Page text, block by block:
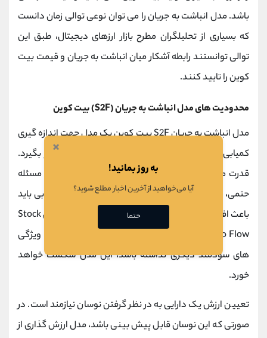
باشد. مدل انباشت به جریان را می توان نوعی توالی زمان دانست
که بسیاری از تحلیلگران مطرح بازار ارزهای دیجیتال، طبق این
توالی توانستند رابطه آشکار میان انباشت به جریان و قیمت بیت
کوین را تایید کنند.
محدودیت های مدل انباشت به جریان (S2F) بیت کوین
مدل انباشت به جریان S2F بیت کوین یک مدل جهت اندازه گیری
کمیابی می باشد که نمی تواند تمام بخش ها را در نظر بگیرد.
قدرت مدل ها به اندازه مفروضاتشان است. بنابراین یک مسئله
حتمی، متکی بودن مدل Stock to Flow به فرضیه «کمیابی باید
باعث افزایش قیمت شود» می باشد. از نظر منتقدان مدل Stock
to Flow در صورتی که بیت کوین بجز کمیابی عرضه خود، ویژگی
های سودمند دیگری نداشته باشد، این مدل شکست خواهد
خورد.
تعیین ارزش یک دارایی به در نظر گرفتن نوسان نیازمند است. در
صورتی که این نوسان قابل پیش بینی باشد، مدل ارزش گذاری از
×
به روز بمانید!
آیا می‌خواهید از آخرین اخبار مطلع شوید؟
حتما